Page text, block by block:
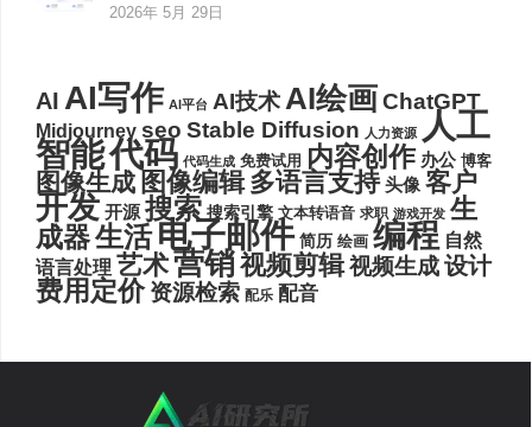
2026年 5月 29日
AI AI写作 AI平台 AI技术AI绘画ChatGPT
Midjourney seo Stable Diffusion 人力资源 人工
智能代码 代码生成 免费试用 内容创作 办公 博客
图像生成 图像编辑 多语言支持 头像 客户
开发 开源 搜索 搜索引擎 文本转语音 求职 游戏开发 生
成器生活电子邮件 简历 绘画 编程 自然
语言处理 艺术营销视频剪辑视频生成设计
费用定价 资源检索 配乐 配音